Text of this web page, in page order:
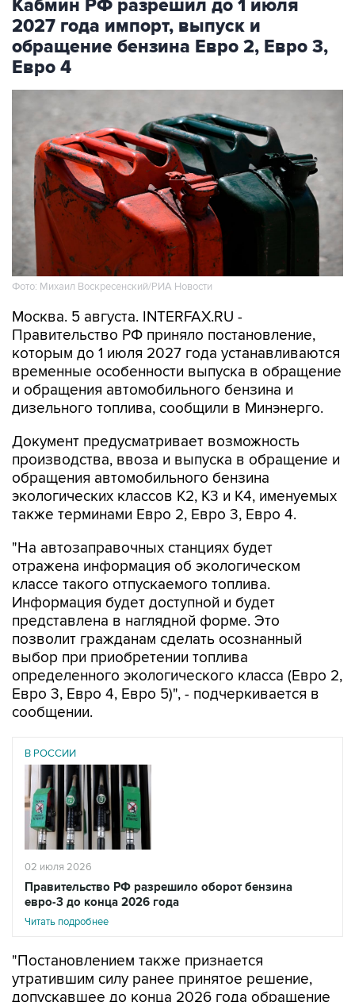
Кабмин РФ разрешил до 1 июля
2027 года импорт, выпуск и
обращение бензина Евро 2, Евро 3,
Евро 4
Фото: Михаил Воскресенский/РИА Новости
Москва. 5 августа. INTERFAX.RU -
Правительство РФ приняло постановление,
которым до 1 июля 2027 года устанавливаются
временные особенности выпуска в обращение
и обращения автомобильного бензина и
дизельного топлива, сообщили в Минэнерго.
Документ предусматривает возможность
производства, ввоза и выпуска в обращение и
обращения автомобильного бензина
экологических классов К2, К3 и К4, именуемых
также терминами Евро 2, Евро 3, Евро 4.
"На автозаправочных станциях будет
отражена информация об экологическом
классе такого отпускаемого топлива.
Информация будет доступной и будет
представлена в наглядной форме. Это
позволит гражданам сделать осознанный
выбор при приобретении топлива
определенного экологического класса (Евро 2,
Евро 3, Евро 4, Евро 5)", - подчеркивается в
сообщении.
В РОССИИ
02 июля 2026
Правительство РФ разрешило оборот бензина
евро-3 до конца 2026 года
Читать подробнее
"Постановлением также признается
утратившим силу ранее принятое решение,
допускавшее до конца 2026 года обращение